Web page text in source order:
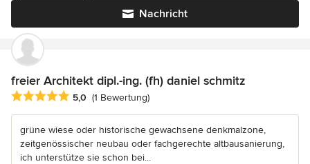
Nachricht
freier Architekt dipl.-ing. (fh) daniel schmitz
Durchschnittliche Bewertung: 5 von 5 Sternen
5,0 (1 Bewertung)
grüne wiese oder historische gewachsene denkmalzone,
zeitgenössischer neubau oder fachgerechte altbausanierung,
ich unterstütze sie schon bei...